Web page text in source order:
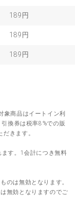
189円
189円
189円
象商品はイートイン利
換券は税率8%での販
きます。
す。1会計につき無料
のは無効となります。
無効となりますのでご